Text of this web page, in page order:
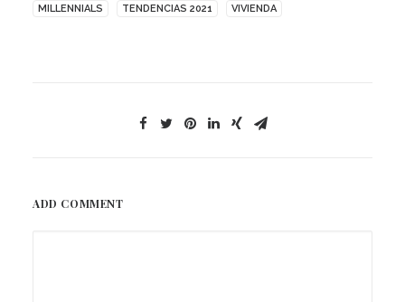
MILLENNIALS TENDENCIAS 2021 VIVIENDA
ADD COMMENT